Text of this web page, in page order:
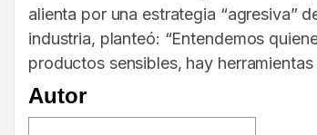
alienta por una estrategia “agresiva”
industria, planteó: “Entendemos
productos sensibles, hay
Autor